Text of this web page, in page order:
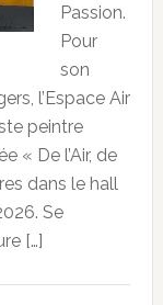
Passion.
Pour
son
l’Espace Air
peintre
« De l’Air, de
dans le hall
Se
[…]